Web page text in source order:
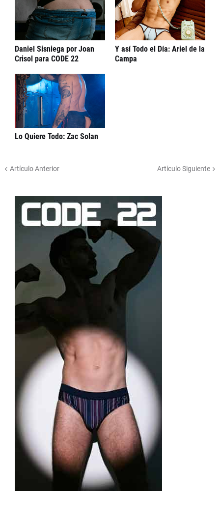
Daniel Sisniega por Joan
Crisol para CODE 22
Y así Todo el Día: Ariel de la
Campa
Lo Quiere Todo: Zac Solan
Artículo Anterior Artículo Siguiente